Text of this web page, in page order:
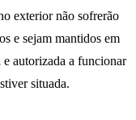
exterior não sofrerão
e sejam mantidos em
autorizada a funcionar
situada.